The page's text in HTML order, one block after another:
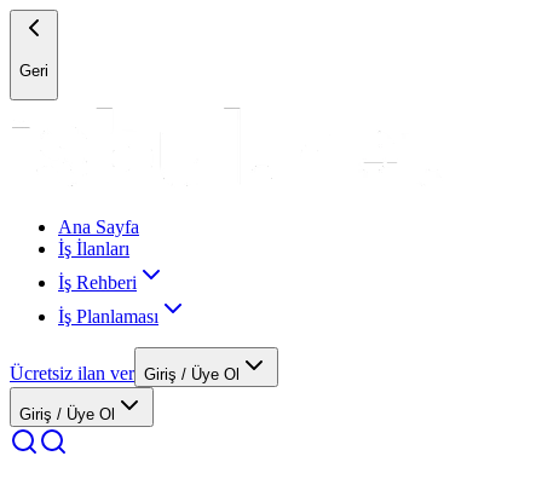
Geri
Ana Sayfa
İş İlanları
İş Rehberi
İş Planlaması
Ücretsiz ilan ver Giriş / Üye Ol
Giriş / Üye Ol